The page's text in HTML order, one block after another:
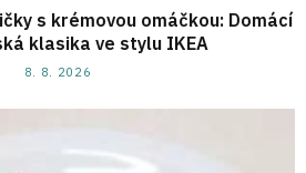
s krémovou omáčkou: Domácí
klasika ve stylu IKEA
8. 8. 2026